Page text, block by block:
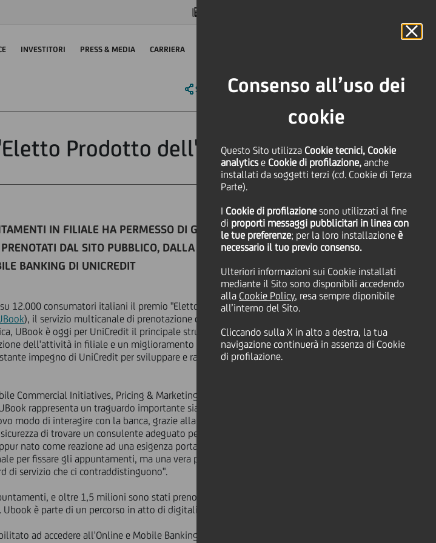
Consenso all’uso dei
cookie
Questo Sito utilizza Cookie tecnici, Cookie
analyticse Cookie di profilazione, anche
installati da soggetti terzi (cd. Cookie di Terza
Parte).
I Cookie di profilazione sono utilizzati al fine
di proporti messaggi pubblicitari in linea con
le tue preferenze; per la loro installazione è
necessario il tuo previo consenso.
Ulteriori informazioni sui Cookie installati
mediante il Sito sono disponibili accedendo
alla Cookie Policy, resa sempre diponibile
all’interno del Sito.
Cliccando sulla X in alto a destra, la tua
navigazione continuerà in assenza di Cookie
di profilazione.
INVESTITORI PRESS & MEDIA CARRIERA
SHARE PRINT SEND
Prodotto dell'anno 2020"
IN FILIALE HA PERMESSO DI GESTIRE OLTRE 6 MILIONI
DAL SITO PUBBLICO, DALLA BANCA ONLINE E DALLA
BANKING DI UNICREDIT
12.000 consumatori italiani il premio "Eletto Prodotto dell'Anno 2021"
), il servizio multicanale di prenotazione degli appuntamenti in filiale.
UBook è oggi per UniCredit il principale strumento di gestione degli
dell'attività in filiale e un miglioramento della customer experience.
impegno di UniCredit per sviluppare e rafforzare i servizi in un ottica
Commercial Initiatives, Pricing & Marketing Communication - aver vinto
rappresenta un traguardo importante sia in termini di efficienza che
modo di interagire con la banca, grazie alla possibilità di prenotare gli
di trovare un consulente adeguato per ogni specifica esigenza in
nato come reazione ad una esigenza portata dalla crisi sanitaria, in
per fissare gli appuntamenti, ma una vera piattaforma per gestire la
di servizio che ci contraddistinguono".
e oltre 1,5 milioni sono stati prenotati dal sito pubblico, dalla
è parte di un percorso in atto di digitalizzazione che è
ad accedere all'Online e Mobile Banking, che utilizza abitualmente